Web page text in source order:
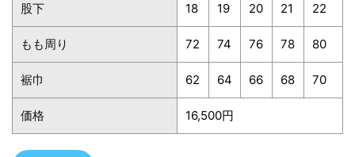
股下 18 19 20 21 22
もも周り 72 74 76 78 80
裾巾 62 64 66 68 70
価格 16,500円